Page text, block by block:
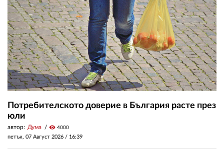
Потребителското доверие в България расте през
юли
автор: Дума visibility 4000
петък, 07 Август 2026 / 16:39